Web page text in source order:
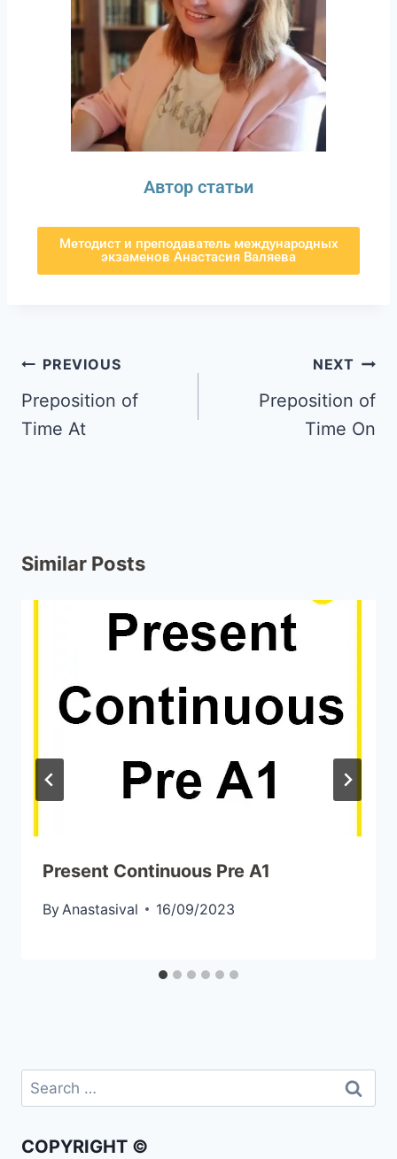
Автор статьи
Методист и преподаватель международных
экзаменов Анастасия Валяева
PREVIOUS
Preposition of
Time At
NEXT
Preposition of
Time On
Similar Posts
Present Continuous Pre A1
By Anastasival 16/09/2023
COPYRIGHT ©